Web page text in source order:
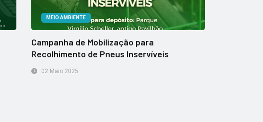
MEIO AMBIENTE
Campanha de Mobilização para
Recolhimento de Pneus Inservíveis
02 Maio 2025